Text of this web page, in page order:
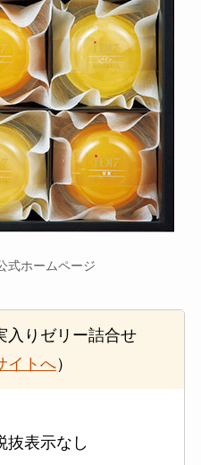
式ホームページ
入りゼリー詰合せ
イトへ）
抜表示なし